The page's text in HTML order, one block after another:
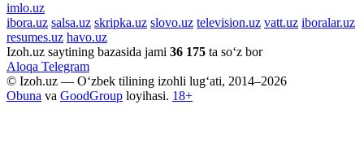
imlo.uz
ibora.uz salsa.uz skripka.uz slovo.uz television.uz vatt.uz iboralar.uz
resumes.uz havo.uz
Izoh.uz saytining bazasida jami 36 175 ta so‘z bor
Aloqa Telegram
© Izoh.uz — O‘zbek tilining izohli lug‘ati, 2014–2026
Obuna va GoodGroup loyihasi. 18+